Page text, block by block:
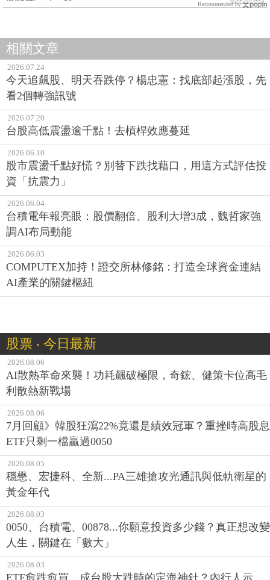
2026.07.24
今天追飆股、明天吞跌停？楊忠憲：找底部起漲股，先
看2個轉強訊號
2026.07.20
台股高低震盪逾千點！去槓桿效應蔓延
2026.06.10
股市震盪千點好慌？別替下跌找藉口，用這方式評估投
資「抗震力」
2026.06.04
台積電年報亮眼：股價翻倍、股利大增3成，魏哲家強
調AI布局動能
2026.06.03
COMPUTEX加持！證交所林修銘：打造全球資金連結
AI產業的關鍵樞紐
2026.08.06
AI散熱革命來襲！功耗飆破極限，奇鋐、健策卡位高毛
利散熱新戰場
2026.08.06
7月回顧》韓股狂瀉22%竟還是績效冠軍？重挫時高股息
ETF只剩一檔贏過0050
2026.08.05
穩懋、宏捷科、全新...PA三雄搶攻光通訊與低軌衛星的
黃金年代
2026.08.03
0050、台積電、00878...你願意投資多少錢？真正想改變
人生，關鍵在「數大」
2026.08.03
ETF愈跌愈買，成台股大跌時的定海神針？內行人示
警：背後暗藏死亡螺旋風險